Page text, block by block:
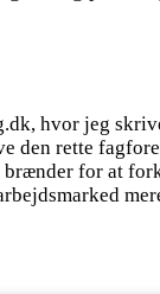
hvor jeg
den rette
for at